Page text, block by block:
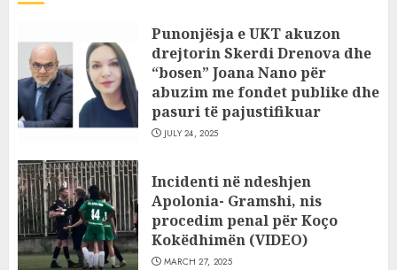
Punonjësja e UKT akuzon
drejtorin Skerdi Drenova dhe
“bosen” Joana Nano për
abuzim me fondet publike dhe
pasuri të pajustifikuar
JULY 24, 2025
Incidenti në ndeshjen
Apolonia- Gramshi, nis
procedim penal për Koço
Kokëdhimën (VIDEO)
MARCH 27, 2025